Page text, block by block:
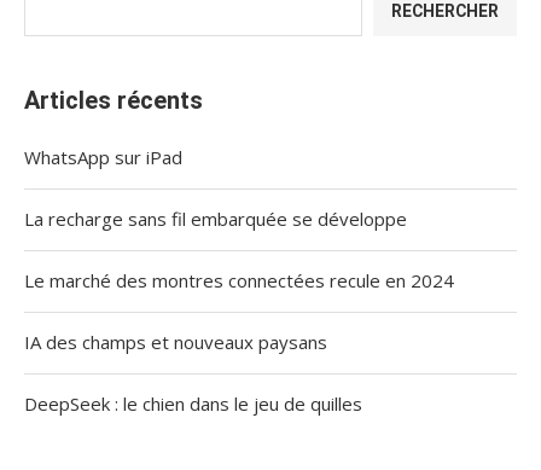
RECHERCHER
Articles récents
WhatsApp sur iPad
La recharge sans fil embarquée se développe
Le marché des montres connectées recule en 2024
IA des champs et nouveaux paysans
DeepSeek : le chien dans le jeu de quilles